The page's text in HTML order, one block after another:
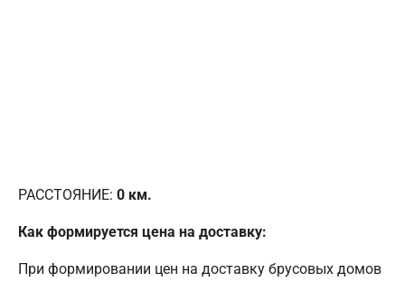
РАССТОЯНИЕ: 0 км.
Как формируется цена на доставку:
При формировании цен на доставку брусовых домов